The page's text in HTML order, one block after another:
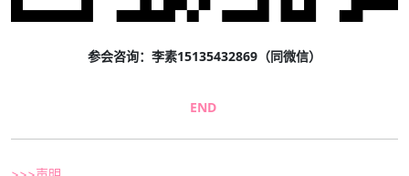
参会咨询：李素15135432869（同微信）
END